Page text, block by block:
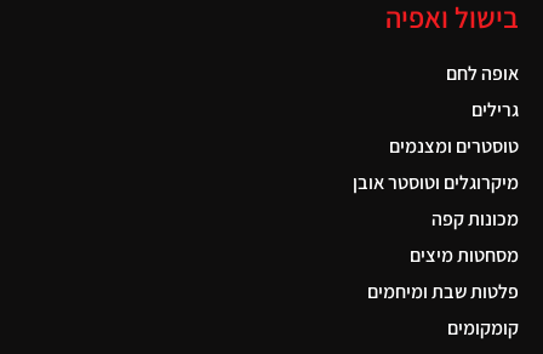
בישול ואפיה
אופה לחם
גרילים
טוסטרים ומצנמים
מיקרוגלים וטוסטר אובן
מכונות קפה
מסחטות מיצים
פלטות שבת ומיחמים
קומקומים